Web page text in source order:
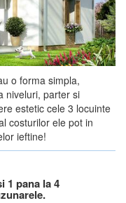
o forma simpla,
niveluri, parter si
estetic cele 3 locuinte
costurilor ele pot in
ieftine!
1 pana la 4